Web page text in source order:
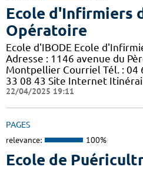
Ecole d'Infirmiers
Opératoire
Ecole d'IBODE Ecole
Adresse : 1146 avenue du
Montpellier Courriel Tél. : 04
33 08 43 Site Internet
22/04/2025 19:11
PAGES
relevance: 100%
Ecole de